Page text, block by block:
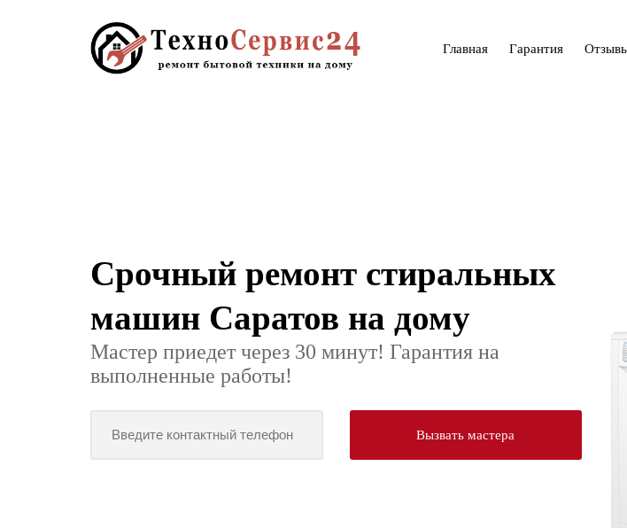
Главная Гарантия
Срочный ремонт стиральных
машин Саратов на дому
Мастер приедет через 30 минут! Гарантия на